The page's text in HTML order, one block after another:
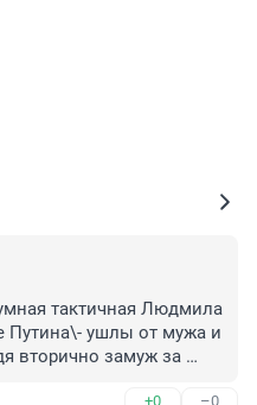
тактичная Людмила
Путина\- ушлы от мужа и
вторично замуж за
+0 –0